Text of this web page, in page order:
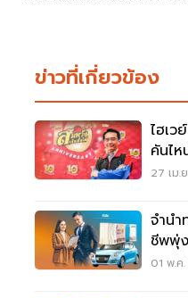
ข่าวที่เกี่ยวข้อง
ไฮเ
คันไ
ทะเบี
27 เม.
จำนำ
ชีพพุ่ง
01 พ.ค